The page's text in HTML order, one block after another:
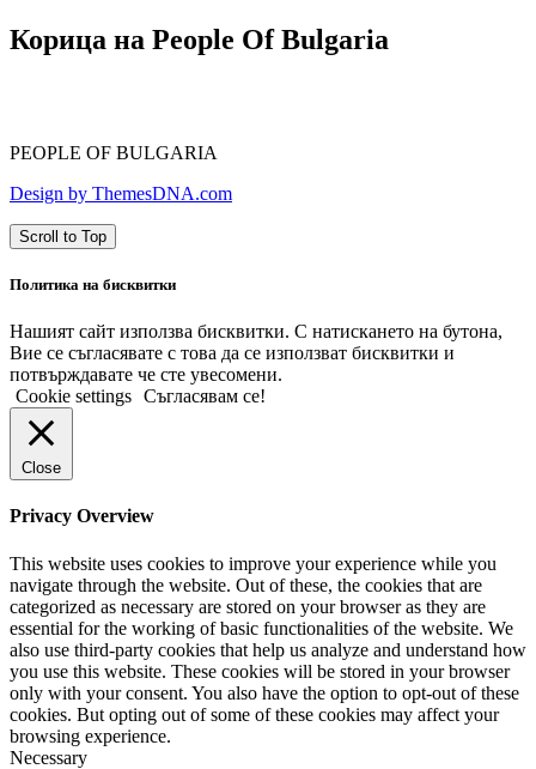
Корица на People Of Bulgaria
PEOPLE OF BULGARIA
Design by ThemesDNA.com
Scroll to Top
Политика на бисквитки
Нашият сайт използва бисквитки. С натискането на бутона,
Вие се съгласявате с това да се използват бисквитки и
потвърждавате че сте увесомени.
Cookie settings Съгласявам се!
Close
Privacy Overview
This website uses cookies to improve your experience while you
navigate through the website. Out of these, the cookies that are
categorized as necessary are stored on your browser as they are
essential for the working of basic functionalities of the website. We
also use third-party cookies that help us analyze and understand how
you use this website. These cookies will be stored in your browser
only with your consent. You also have the option to opt-out of these
cookies. But opting out of some of these cookies may affect your
browsing experience.
Necessary